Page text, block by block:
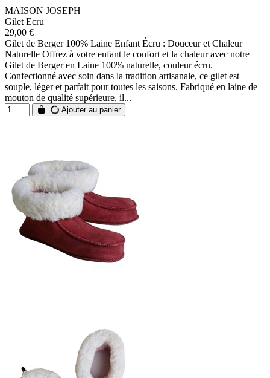
MAISON JOSEPH
Gilet Ecru
29,00 €
Gilet de Berger 100% Laine Enfant Écru : Douceur et Chaleur
Naturelle Offrez à votre enfant le confort et la chaleur avec notre
Gilet de Berger en Laine 100% naturelle, couleur écru.
Confectionné avec soin dans la tradition artisanale, ce gilet est
souple, léger et parfait pour toutes les saisons. Fabriqué en laine de
mouton de qualité supérieure, il...
Ajouter au panier